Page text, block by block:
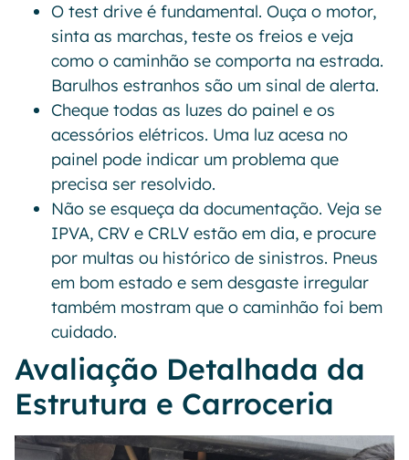
O test drive é fundamental. Ouça o motor,
sinta as marchas, teste os freios e veja
como o caminhão se comporta na estrada.
Barulhos estranhos são um sinal de alerta.
Cheque todas as luzes do painel e os
acessórios elétricos. Uma luz acesa no
painel pode indicar um problema que
precisa ser resolvido.
Não se esqueça da documentação. Veja se
IPVA, CRV e CRLV estão em dia, e procure
por multas ou histórico de sinistros. Pneus
em bom estado e sem desgaste irregular
também mostram que o caminhão foi bem
cuidado.
Avaliação Detalhada da
Estrutura e Carroceria